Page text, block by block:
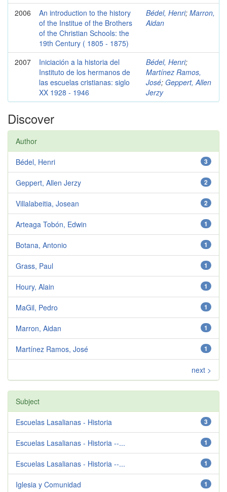
2006
An introduction to the history
of the Institue of the Brothers
of the Christian Schools: the
19th Century ( 1805 - 1875)
Bédel, Henri; Marron,
Aidan
2007
Iniciación a la historia del
Instituto de los hermanos de
las escuelas cristianas: siglo
XX 1928 - 1946
Bédel, Henri;
Martínez Ramos,
José; Geppert, Allen
Jerzy
Discover
Author
3
Bédel, Henri
2
Geppert, Allen Jerzy
2
Villalabeitia, Josean
1
Arteaga Tobón, Edwin
1
Botana, Antonio
1
Grass, Paul
1
Houry, Alain
1
MaGil, Pedro
1
Marron, Aidan
1
Martínez Ramos, José
next >
Subject
3
Escuelas Lasalianas - Historia
1
Escuelas Lasalianas - Historia --...
1
Escuelas Lasalianas - Historia --...
1
Iglesia y Comunidad